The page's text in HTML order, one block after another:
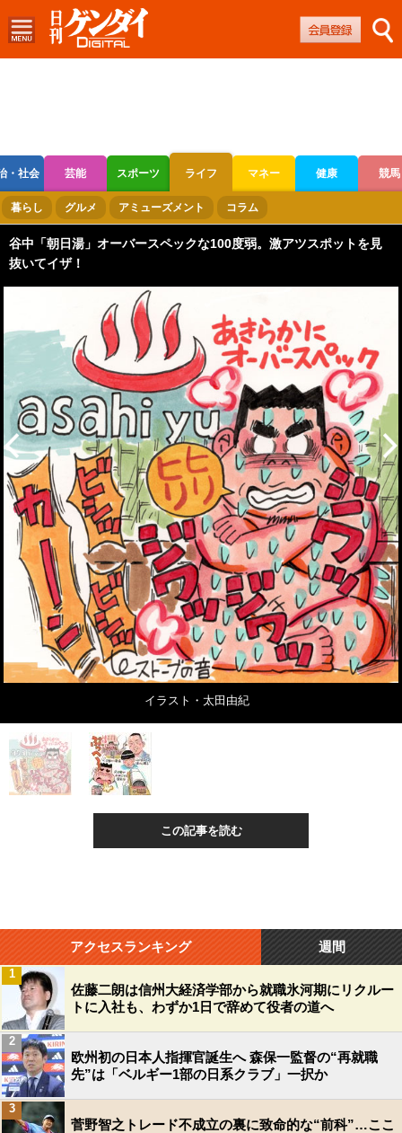
・社会 芸能 スポーツ ライフ マネー 健康 競馬
ボートレース 競輪 オートレース
暮らし グルメ アミューズメント コラム
谷中「朝日湯」オーバースペックな100度弱。激アツスポットを見
抜いてイザ！
イラスト・太田由紀
この記事を読む
アクセスランキング 週間
佐藤二朗は信州大経済学部から就職氷河期にリクルー
トに入社も、わずか1日で辞めて役者の道へ
1
欧州初の日本人指揮官誕生へ 森保一監督の“再就職
先”は「ベルギー1部の日系クラブ」一択か
2
菅野智之トレード不成立の裏に致命的な“前科”…ここ
3